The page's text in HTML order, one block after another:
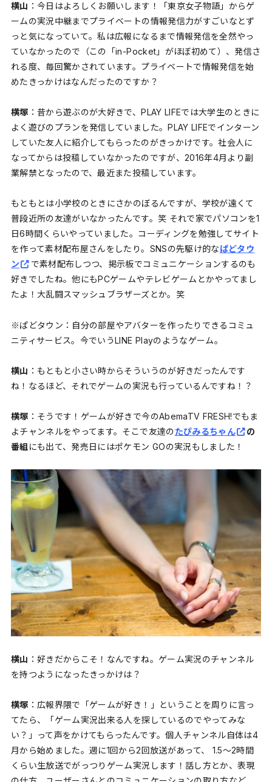
横山 ：今日はよろしくお願いします！「東京女子物語」からゲ
ームの実況中継までプライベートの情報発信力がすごいなとず
っと気になっていて。私は広報になるまで情報発信を全然やっ
ていなかったので（この「in-Pocket」がほぼ初めて）、発信さ
れる度、毎回驚かされています。プライベートで情報発信を始
めたきっかけはなんだったのですか？
横塚 ：昔から遊ぶのが大好きで、PLAY LIFEでは大学生のときに
よく遊びのプランを発信していました。PLAY LIFEでインターン
していた友人に紹介してもらったのがきっかけです。社会人に
なってからは投稿していなかったのですが、2016年4月より副
業解禁となったので、最近また投稿しています。
もともとは小学校のときにさかのぼるんですが、学校が遠くて
普段近所の友達がいなかったんです。笑 それで家でパソコンを1
日6時間くらいやっていました。コーディングを勉強してサイト
を作って素材配布屋さんをしたり。SNSの先駆け的なぱどタウ
ン
で素材配布しつつ、掲示板でコミュニケーションするのも
好きでしたね。他にもPCゲームやテレビゲームとかやってまし
たよ！大乱闘スマッシュブラザーズとか。笑
※ぱどタウン：自分の部屋やアバターを作ったりできるコミュ
ニティサービス。今でいうLINE Playのようなゲーム。
横山 ：もともと小さい時からそういうのが好きだったんです
ね！なるほど、それでゲームの実況も行っているんですね！？
横塚 ：そうです！ゲームが好きで今のAbemaTV FRESH!でもま
よチャンネルをやってます。そこで友達のたぴみるちゃん
の
番組 にも出て、発売日にはポケモン GOの実況もしました！
横山 ：好きだからこそ！なんですね。ゲーム実況のチャンネル
を持つようになったきっかけは？
横塚 ：広報界隈で「ゲームが好き！」ということを周りに言っ
てたら、「ゲーム実況出来る人を探しているのでやってみな
い？」って声をかけてもらったんです。個人チャンネル自体は4
月から始めました。週に1回から2回放送があって、 1.5～2時間
くらい生放送でがっつりゲーム実況します！話し方とか、表現